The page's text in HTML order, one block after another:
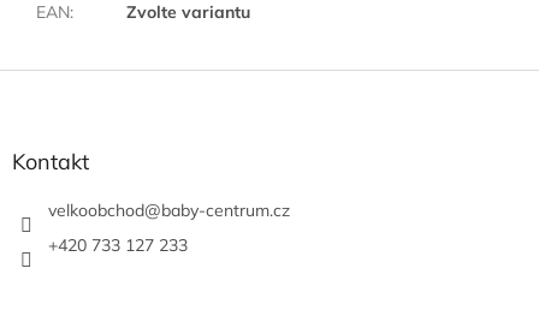
EAN: Zvolte variantu
Kontakt
velkoobchod@baby-centrum.cz
+420 733 127 233